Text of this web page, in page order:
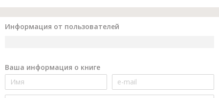
Информация от пользователей
Ваша информация о книге